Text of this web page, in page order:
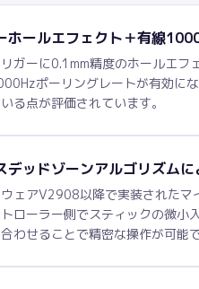
ホールエフェクト＋有線
ガーに0.1mm精度のホールエフ
ポーリングレートが有効に
る点が評価されています。
デッドゾーンアルゴリズム
ェアV2908以降で実装されたマ
ローラー側でスティックの微小
わせることで精密な操作が可能で